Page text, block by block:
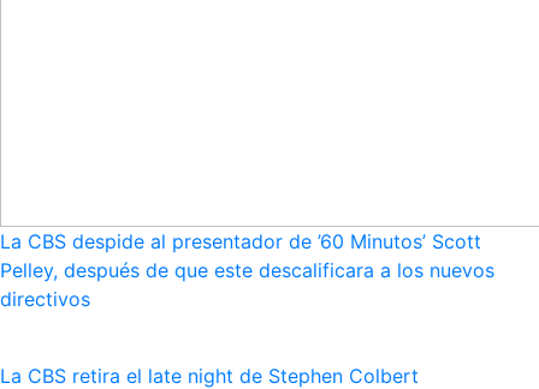
La CBS despide al presentador de ’60 Minutos’ Scott
Pelley, después de que este descalificara a los nuevos
directivos
La CBS retira el late night de Stephen Colbert